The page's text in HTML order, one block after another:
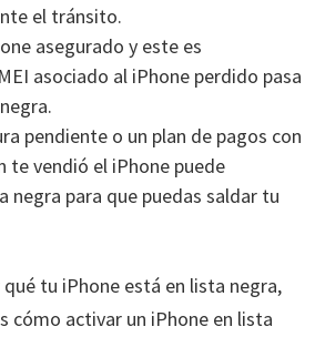
el tránsito.
asegurado y este es
asociado al iPhone perdido pasa
pendiente o un plan de pagos con
te vendió el iPhone puede
negra para que puedas saldar tu
tu iPhone está en lista negra,
cómo activar un iPhone en lista